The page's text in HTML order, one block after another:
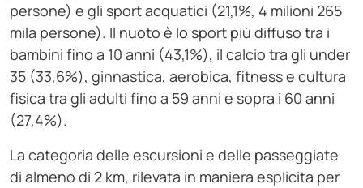
persone) e gli sport acquatici (21,1%, 4 milioni 265
mila persone). Il nuoto è lo sport più diffuso tra i
bambini fino a 10 anni (43,1%), il calcio tra gli under
35 (33,6%), ginnastica, aerobica, fitness e cultura
fisica tra gli adulti fino a 59 anni e sopra i 60 anni
(27,4%).
La categoria delle escursioni e delle passeggiate
di almeno di 2 km, rilevata in maniera esplicita per